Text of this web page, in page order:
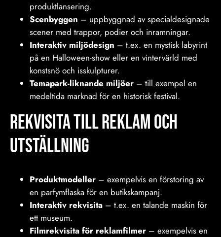
produktlansering.
Scenbyggen – uppbyggnad av specialdesignade
scener med trappor, podier och inramningar.
Interaktiv miljödesign – t.ex. en mystisk labyrint
på en Halloween-show eller en vintervärld med
konstsnö och isskulpturer.
Temapark-liknande miljöer – till exempel en
medeltida marknad för en historisk festival.
Rekvisita Till reklam och
utställning
Produktmodeller – exempelvis en förstoring av
en parfymflaska för en butikskampanj.
Interaktiv rekvisita – t.ex. en talande maskin för
ett museum.
Filmrekvisita för reklamfilmer – exempelvis en